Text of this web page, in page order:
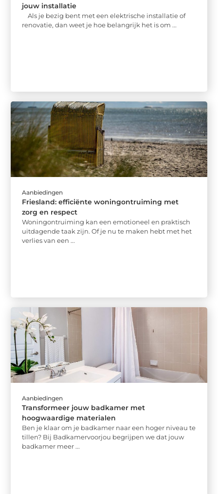
jouw installatie
Als je bezig bent met een elektrische installatie of
renovatie, dan weet je hoe belangrijk het is om ...
Aanbiedingen
Friesland: efficiënte woningontruiming met
zorg en respect
Woningontruiming kan een emotioneel en praktisch
uitdagende taak zijn. Of je nu te maken hebt met het
verlies van een ...
Aanbiedingen
Transformeer jouw badkamer met
hoogwaardige materialen
Ben je klaar om je badkamer naar een hoger niveau te
tillen? Bij Badkamervoorjou begrijpen we dat jouw
badkamer meer ...